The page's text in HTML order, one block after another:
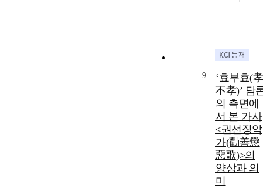
9
‘효부효(孝
不孝)’ 담
의 측면에
서 본 가사
<권선징악
가(勸善懲
惡歌)>의
양상과 의
미